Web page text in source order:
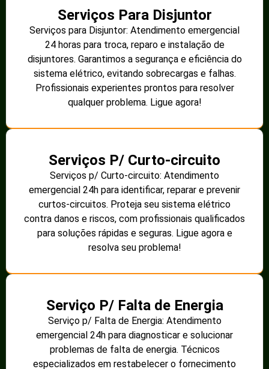
Serviços Para Disjuntor
Serviços para Disjuntor: Atendimento emergencial
24 horas para troca, reparo e instalação de
disjuntores. Garantimos a segurança e eficiência do
sistema elétrico, evitando sobrecargas e falhas.
Profissionais experientes prontos para resolver
qualquer problema. Ligue agora!
Serviços P/ Curto-circuito
Serviços p/ Curto-circuito: Atendimento
emergencial 24h para identificar, reparar e prevenir
curtos-circuitos. Proteja seu sistema elétrico
contra danos e riscos, com profissionais qualificados
para soluções rápidas e seguras. Ligue agora e
resolva seu problema!
Serviço P/ Falta de Energia
Serviço p/ Falta de Energia: Atendimento
emergencial 24h para diagnosticar e solucionar
problemas de falta de energia. Técnicos
especializados em restabelecer o fornecimento